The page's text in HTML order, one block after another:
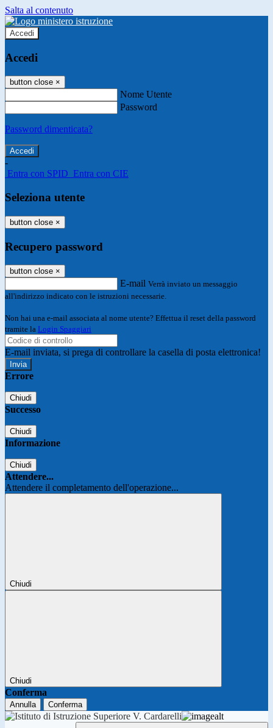
Salta al contenuto
Accedi
Accedi
button close ×
Nome Utente
Password
Password dimenticata?
-
Entra con SPID Entra con CIE
Seleziona utente
button close ×
Recupero password
button close ×
E-mail Verrà inviato un messaggio
all'indirizzo indicato con le istruzioni necessarie.
Non hai una e-mail associata al nome utente? Effettua il reset della password
tramite la Login Spaggiari
E-mail inviata, si prega di controllare la casella di posta elettronica!
Errore
Chiudi
Successo
Chiudi
Informazione
Chiudi
Attendere...
Attendere il completamento dell'operazione...
Chiudi
Chiudi
Conferma
Annulla Conferma